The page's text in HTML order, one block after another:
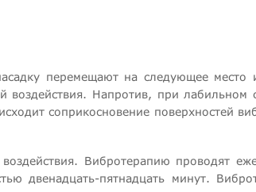
перемещают на следующее место
воздействия. Напротив, при лабильном
соприкосновение поверхностей
Вибротерапию проводят
двенадцать-пятнадцать минут.